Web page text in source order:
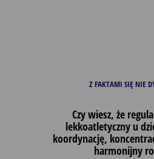
Z FAKTAMI SIĘ NIE
Czy wiesz, że
lekkoatletyczny u
koordynację,
harmonijny